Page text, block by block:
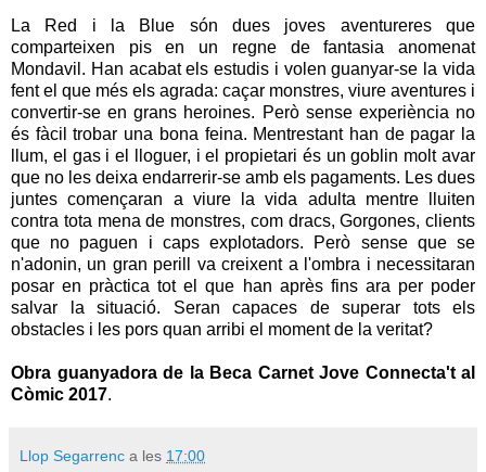
La Red i la Blue són dues joves aventureres que
comparteixen pis en un regne de fantasia anomenat
Mondavil. Han acabat els estudis i volen guanyar-se la vida
fent el que més els agrada: caçar monstres, viure aventures i
convertir-se en grans heroines. Però sense experiència no
és fàcil trobar una bona feina. Mentrestant han de pagar la
llum, el gas i el lloguer, i el propietari és un goblin molt avar
que no les deixa endarrerir-se amb els pagaments. Les dues
juntes començaran a viure la vida adulta mentre lluiten
contra tota mena de monstres, com dracs, Gorgones, clients
que no paguen i caps explotadors. Però sense que se
n'adonin, un gran perill va creixent a l'ombra i necessitaran
posar en pràctica tot el que han après fins ara per poder
salvar la situació. Seran capaces de superar tots els
obstacles i les pors quan arribi el moment de la veritat?
Obra guanyadora de la Beca Carnet Jove Connecta't al
Còmic 2017.
Llop Segarrenc a les 17:00